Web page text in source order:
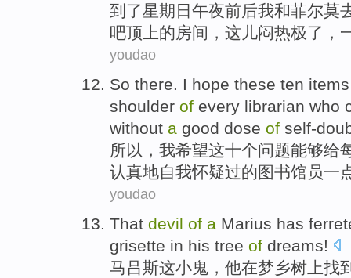
到了星期日 午夜前后我和菲尔莫
吧顶上的房间 ，这儿闷热极了，
youdao
So there. I hope these ten
shoulder of every librarian who
without a good dose of self-
所以 ， 我希望这十个问题能够给
认真地自我怀疑过的图书馆员一
youdao
That devil of a Marius has
grisette in his tree of dreams!
马吕斯这小鬼 ， 他在梦乡树上找